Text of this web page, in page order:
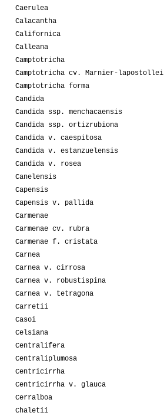
Caerulea
Calacantha
Californica
Calleana
Camptotricha
Camptotricha cv. Marnier-lapostollei
Camptotricha forma
Candida
Candida ssp. menchacaensis
Candida ssp. ortizrubiona
Candida v. caespitosa
Candida v. estanzuelensis
Candida v. rosea
Canelensis
Capensis
Capensis v. pallida
Carmenae
Carmenae cv. rubra
Carmenae f. cristata
Carnea
Carnea v. cirrosa
Carnea v. robustispina
Carnea v. tetragona
Carretii
Casoi
Celsiana
Centralifera
Centraliplumosa
Centricirrha
Centricirrha v. glauca
Cerralboa
Chaletii